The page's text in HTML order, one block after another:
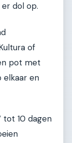
dol op.
of
pot met
elkaar en
tot 10 dagen